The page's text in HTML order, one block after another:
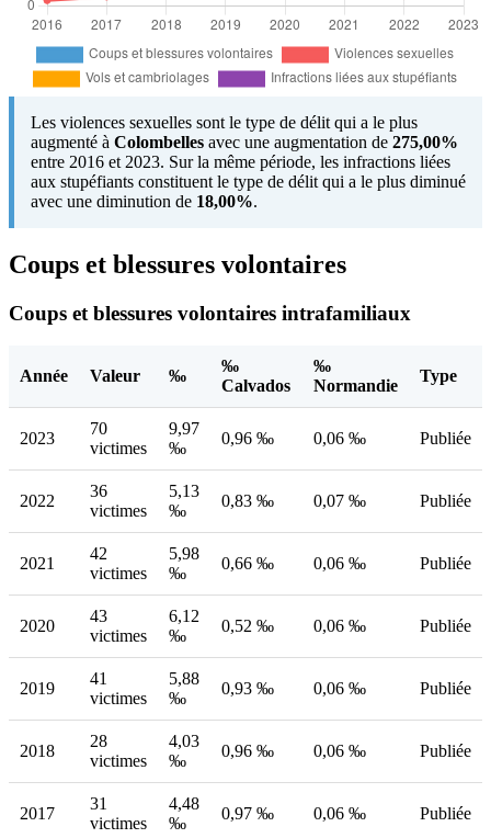
Les violences sexuelles sont le type de délit qui a le plus
augmenté à Colombelles avec une augmentation de 275,00%
entre 2016 et 2023. Sur la même période, les infractions liées
aux stupéfiants constituent le type de délit qui a le plus diminué
avec une diminution de 18,00%.
Coups et blessures volontaires
Coups et blessures volontaires intrafamiliaux
Année Valeur ‰
‰
Calvados
‰
Normandie
Type
2023
70
victimes
9,97
‰
0,96 ‰ 0,06 ‰ Publiée
2022
36
victimes
5,13
‰
0,83 ‰ 0,07 ‰ Publiée
2021
42
victimes
5,98
‰
0,66 ‰ 0,06 ‰ Publiée
2020
43
victimes
6,12
‰
0,52 ‰ 0,06 ‰ Publiée
2019
41
victimes
5,88
‰
0,93 ‰ 0,06 ‰ Publiée
2018
28
victimes
4,03
‰
0,96 ‰ 0,06 ‰ Publiée
2017
31
victimes
4,48
‰
0,97 ‰ 0,06 ‰ Publiée